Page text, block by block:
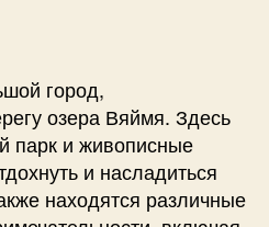
город,
озера Вяймя. Здесь
парк и живописные
и насладиться
находятся различные